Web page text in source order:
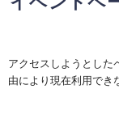
アクセスしようとした
由により現在利用でき